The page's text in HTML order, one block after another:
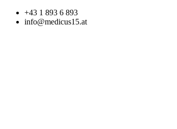
+43 1 893 6 893
info@medicus15.at